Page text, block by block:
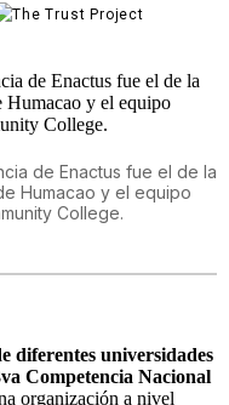
de Enactus fue el de la
Humacao y el equipo
College.
diferentes universidades
Competencia Nacional
organización a nivel